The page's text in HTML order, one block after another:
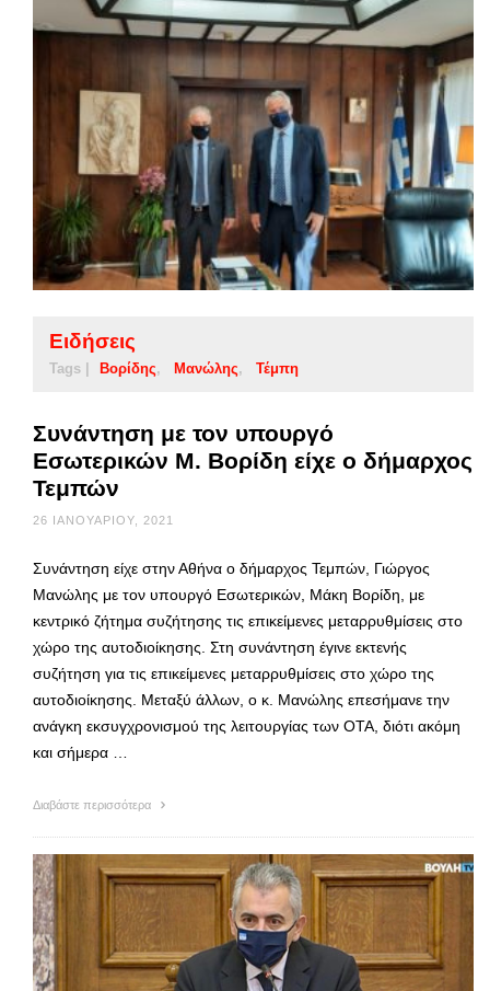
Ειδήσεις
Tags | Βορίδης Μανώλης Τέμπη
Συνάντηση με τον υπουργό
Εσωτερικών Μ. Βορίδη είχε ο δήμαρχος
Τεμπών
26 ΙΑΝΟΥΑΡΊΟΥ, 2021
Συνάντηση είχε στην Αθήνα ο δήμαρχος Τεμπών, Γιώργος
Μανώλης με τον υπουργό Εσωτερικών, Μάκη Βορίδη, με
κεντρικό ζήτημα συζήτησης τις επικείμενες μεταρρυθμίσεις στο
χώρο της αυτοδιοίκησης. Στη συνάντηση έγινε εκτενής
συζήτηση για τις επικείμενες μεταρρυθμίσεις στο χώρο της
αυτοδιοίκησης. Μεταξύ άλλων, ο κ. Μανώλης επεσήμανε την
ανάγκη εκσυγχρονισμού της λειτουργίας των ΟΤΑ, διότι ακόμη
και σήμερα …
Διαβάστε περισσότερα